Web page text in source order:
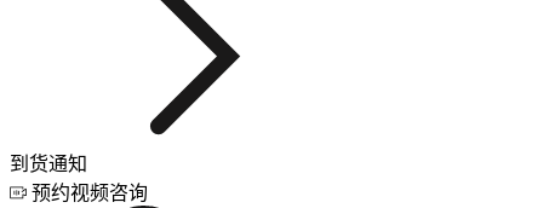
到货通知
预约视频咨询